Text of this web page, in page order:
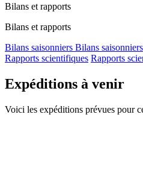
Bilans et rapports
Bilans et rapports
Bilans saisonniers Bilans saisonniers
Rapports scientifiques Rapports
Expéditions à venir
Voici les expéditions prévues pour